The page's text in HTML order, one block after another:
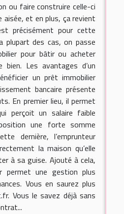
ou faire construire celle-ci
aisée, et en plus, ça revient
précisément pour cette
plupart des cas, on passe
pour bâtir ou acheter
bien. Les avantages d’un
un prêt immobilier
bancaire présente
En premier lieu, il permet
perçoit un salaire faible
une forte somme
dernière, l’emprunteur
la maison qu’elle
à sa guise. Ajouté à cela,
permet une gestion plus
Vous en saurez plus
Vous le savez déjà sans